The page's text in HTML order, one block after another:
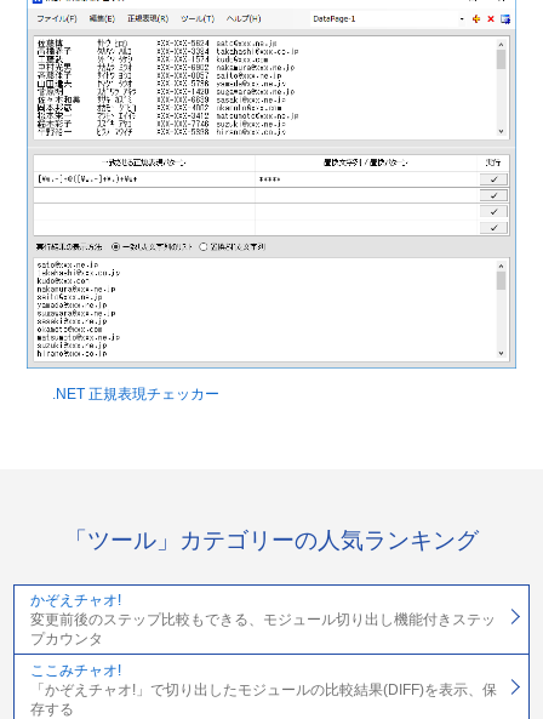
.NET 正規表現チェッカー
「ツール」カテゴリーの人気ランキング
かぞえチャオ!
変更前後のステップ比較もできる、モジュール切り出し機能付きステッ
プカウンタ
ここみチャオ!
「かぞえチャオ!」で切り出したモジュールの比較結果(DIFF)を表示、保
存する